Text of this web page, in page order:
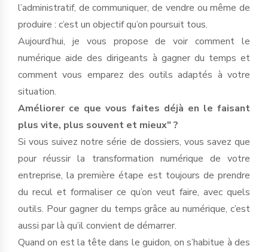
l’administratif, de communiquer, de vendre ou même de
produire : c’est un objectif qu’on poursuit tous.
Aujourd’hui, je vous propose de voir comment le
numérique aide des dirigeants à gagner du temps et
comment vous emparez des outils adaptés à votre
situation.
Améliorer ce que vous faites déjà en le faisant
plus vite, plus souvent et mieux" ?
Si vous suivez notre série de dossiers, vous savez que
pour réussir la transformation numérique de votre
entreprise, la première étape est toujours de prendre
du recul et formaliser ce qu’on veut faire, avec quels
outils. Pour gagner du temps grâce au numérique, c’est
aussi par là qu’il convient de démarrer.
Quand on est la tête dans le guidon, on s’habitue à des